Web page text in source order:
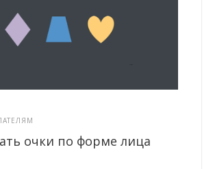
очки по форме лица